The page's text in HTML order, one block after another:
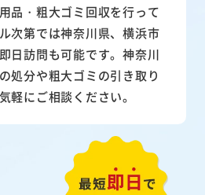
品・粗大ゴミ回収を行って
次第では神奈川県、横浜市
日訪問も可能です。神奈川
処分や粗大ゴミの引き取り
軽にご相談ください。